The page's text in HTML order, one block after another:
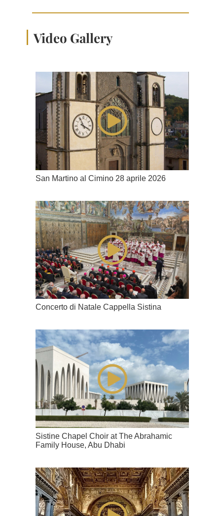
Video Gallery
San Martino al Cimino 28 aprile 2026
Concerto di Natale Cappella Sistina
Sistine Chapel Choir at The Abrahamic
Family House, Abu Dhabi